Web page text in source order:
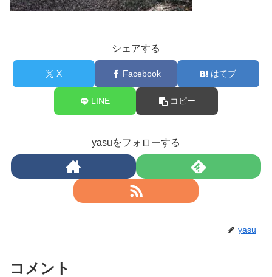
シェアする
X Facebook はてブ
LINE コピー
yasuをフォローする
yasu
コメント